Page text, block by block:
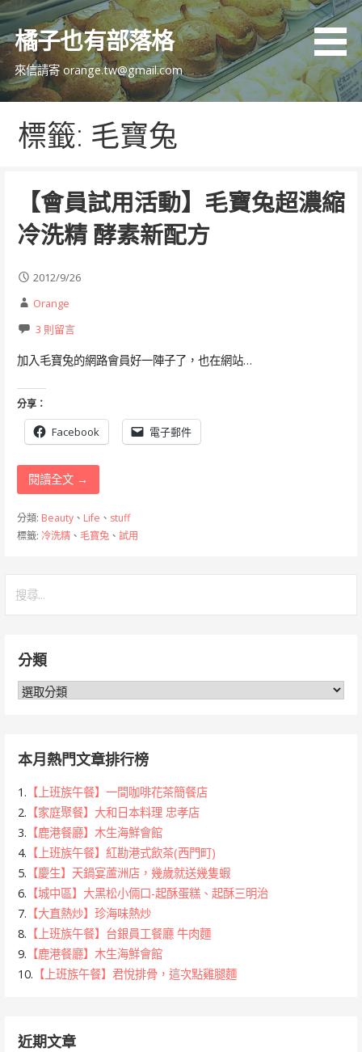
跳
主
內
橘子也有部落格
來信請寄 orange.tw@gmail.com
標籤: 毛寶兔
【會員試用活動】毛寶兔超濃縮
冷洗精 酵素新配方
2012/9/26
Orange
3 則留言
加入毛寶兔的網路會員好一陣子了，也在網站…
分享：
Facebook 電子郵件
閱讀全文 →
分類: Beauty、 Life 、 stuff
標籤: 冷洗精、 毛寶兔、 試用
字:分類
分
本月熱門文章排行榜
1. 【上班族午餐】一間咖啡花茶簡餐店
2. 【家庭聚餐】大和日本料理 忠孝店
3. 【鹿港餐廳】木生海鮮會館
4. 【上班族午餐】紅勘港式飲茶(西門町)
5. 【慶生】天鍋宴蘆洲店，幾歲就送幾隻蝦
6. 【城中區】大黑松小倆口-起酥蛋糕、起酥三明治
7. 【大直熱炒】珍海味熱炒
8. 【上班族午餐】台銀員工餐廳 牛肉麵
9. 【鹿港餐廳】木生海鮮會館
10. 【上班族午餐】君悅排骨，這次點雞腿麵
近期文章